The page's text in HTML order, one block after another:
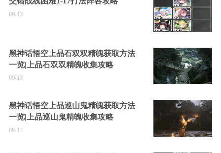
09-13
黑神话悟空上品石双双精魄获取方法
一览|上品石双双精魄收集攻略
09-13
黑神话悟空上品巡山鬼精魄获取方法
一览|上品巡山鬼精魄收集攻略
09-13